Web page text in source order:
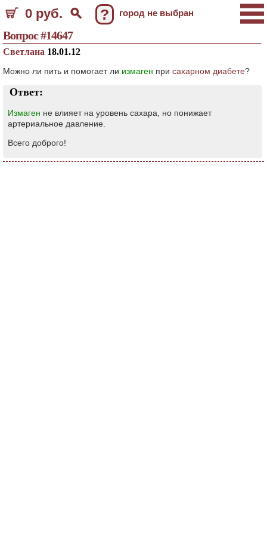
0 руб. ? город не выбран
Вопрос #14647
Светлана 18.01.12
Можно ли пить и помогает ли измаген при сахарном диабете?
Ответ:
Измаген не влияет на уровень сахара, но понижает
артериальное давление.
Всего доброго!